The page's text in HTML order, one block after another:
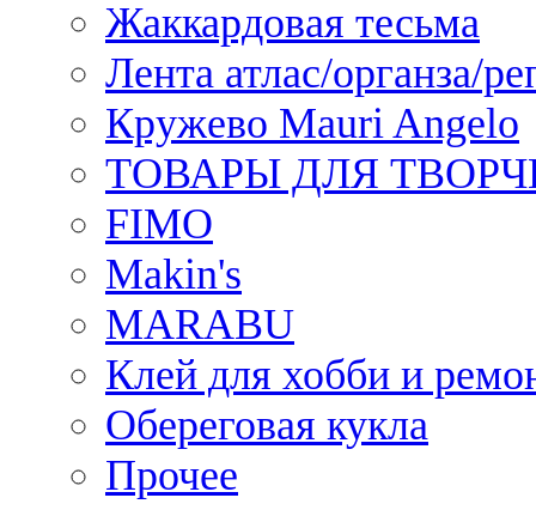
Жаккардовая тесьма
Лента атлас/органза/
Кружево Mauri Angelo
ТОВАРЫ ДЛЯ
FIMO
Makin's
MARABU
Клей для хобби и
Обереговая кукла
Прочее